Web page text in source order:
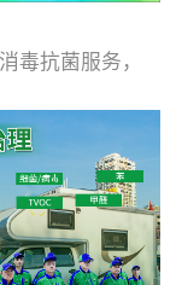
毒抗菌服务，
认奥维牌消毒
死人体冠状病
杀菌率